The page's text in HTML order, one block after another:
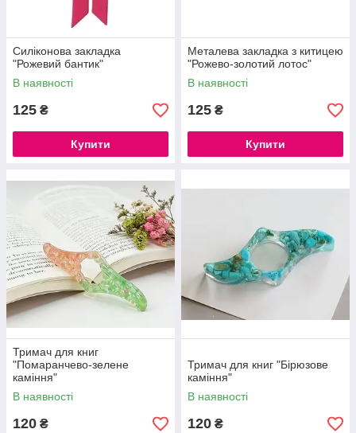
Силіконова закладка
"Рожевий бантик"
В наявності
125 ₴
Купити
Металева закладка з китицею
"Рожево-золотий лотос"
В наявності
125 ₴
Купити
Тримач для книг
"Помаранчево-зелене
каміння"
В наявності
120 ₴
Тримач для книг "Бірюзове
каміння"
В наявності
120 ₴